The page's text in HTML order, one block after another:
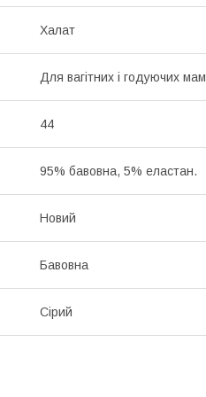
Халат
Для вагітних і годуючих мам
44
95% бавовна, 5% еластан.
Новий
Бавовна
Сірий